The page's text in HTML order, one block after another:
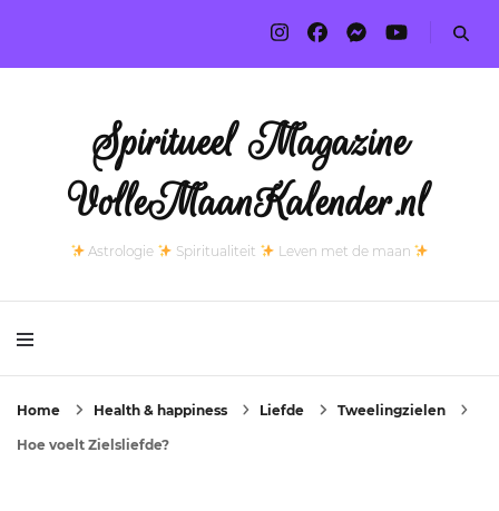
Spiritueel Magazine
VolleMaanKalender.nl
Astrologie Spiritualiteit Leven met de maan
Home Health & happiness Liefde Tweelingzielen
Hoe voelt Zielsliefde?